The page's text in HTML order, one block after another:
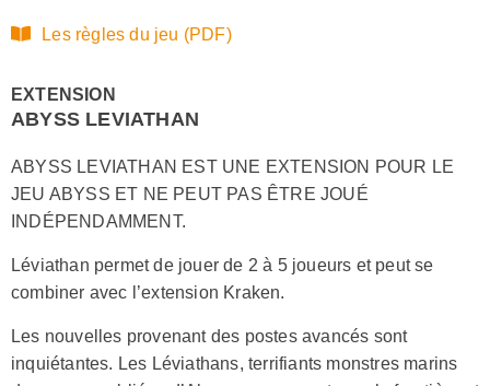
Les règles du jeu (PDF)
EXTENSION
ABYSS LEVIATHAN
ABYSS LEVIATHAN EST UNE EXTENSION POUR LE
JEU ABYSS ET NE PEUT PAS ÊTRE JOUÉ
INDÉPENDAMMENT.
Léviathan permet de jouer de 2 à 5 joueurs et peut se
combiner avec l’extension Kraken.
Les nouvelles provenant des postes avancés sont
inquiétantes. Les Léviathans, terrifiants monstres marins